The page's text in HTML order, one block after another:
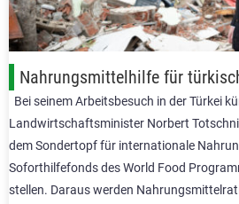
Nahrungsmittelhilfe für
Bei seinem Arbeitsbesuch in der Türkei
Landwirtschaftsminister Norbert
dem Sondertopf für internationale
Soforthilfefonds des World Food
stellen. Daraus werden